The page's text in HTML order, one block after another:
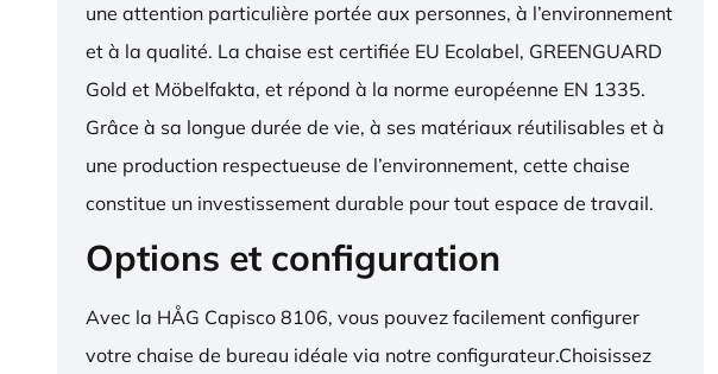
une attention particulière portée aux personnes, à l’environnement
et à la qualité. La chaise est certifiée EU Ecolabel, GREENGUARD
Gold et Möbelfakta, et répond à la norme européenne EN 1335.
Grâce à sa longue durée de vie, à ses matériaux réutilisables et à
une production respectueuse de l’environnement, cette chaise
constitue un investissement durable pour tout espace de travail.
Options et configuration
Avec la HÅG Capisco 8106, vous pouvez facilement configurer
votre chaise de bureau idéale via notre configurateur.Choisissez